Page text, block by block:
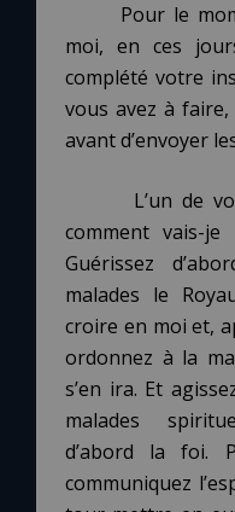
Pour le
moi, en ces
complété votre
vous avez à
avant d’envoyer
L’un de vous
comment vais-
Guérissez
malades le
croire en moi et,
ordonnez à la
s’en ira. Et
malades
d’abord la foi.
communiquez